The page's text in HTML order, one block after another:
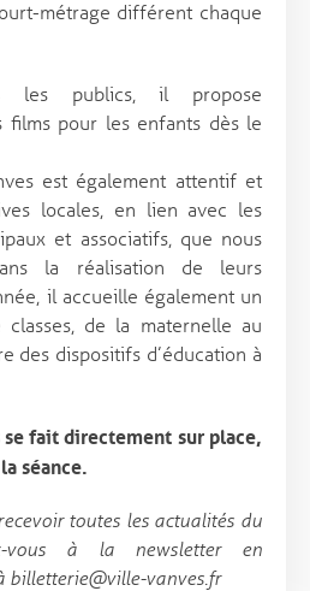
métrage différent chaque
les publics, il propose
films pour les enfants dès le
est également attentif et
locales, en lien avec les
et associatifs, que nous
la réalisation de leurs
il accueille également un
de la maternelle au
des dispositifs d’éducation à
se fait directement sur place,
séance.
toutes les actualités du
vous à la newsletter en
billetterie@ville-vanves.fr